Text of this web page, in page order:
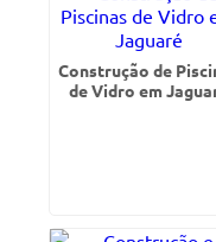
Construção de
de Vidro em